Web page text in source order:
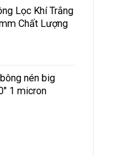
Lọc Khí Trắng
Chất Lượng
nén big
1 micron